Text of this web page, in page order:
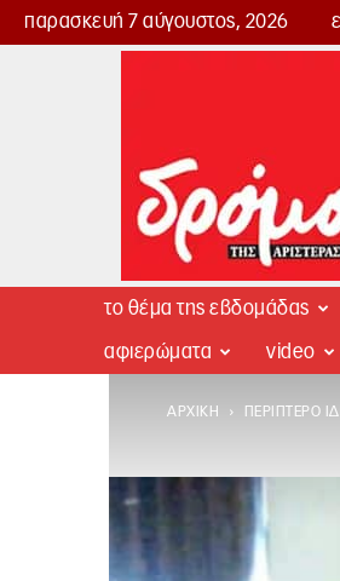
παρασκευή 7 αύγουστος, 2026
Δρόμος
το θέμα της εβδομάδας
αφιερώματα video
ΑΡΧΙΚΉ ΠΕΡΊΠΤΕΡΟ